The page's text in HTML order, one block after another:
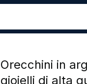
Orecchini in
gioielli di alta